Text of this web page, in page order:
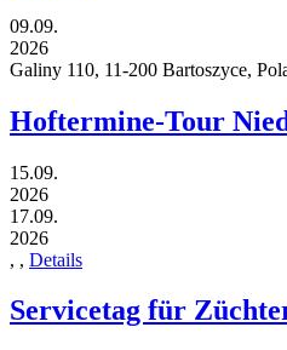
09.09.
2026
Galiny 110, 11-200 Bartoszyce,
Hoftermine-Tour
15.09.
2026
17.09.
2026
, , Details
Servicetag für